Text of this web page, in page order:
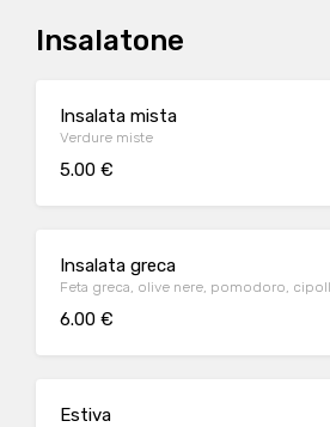
Insalatone
Insalata mista
Verdure miste
5.00 €
Insalata greca
Feta greca, olive nere, pomodoro,
6.00 €
Estiva